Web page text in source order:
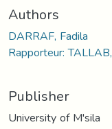
Authors
DARRAF, Fadila
Rapporteur:
Publisher
University of M'sila